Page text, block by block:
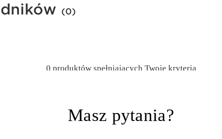
(0)
0 produktów spełniających Twoje kryteria
Masz pytania?